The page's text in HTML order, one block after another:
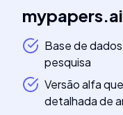
mypapers.ai
Base de
pesquisa
Versão alfa
detalhada de